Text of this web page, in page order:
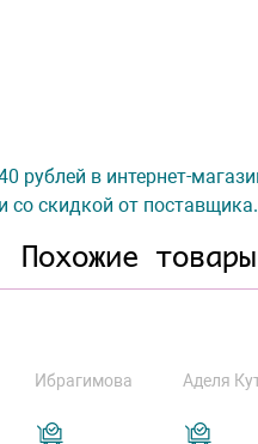
рублей в интернет-
скидкой от
Похожие товары
Ибрагимова Аделя